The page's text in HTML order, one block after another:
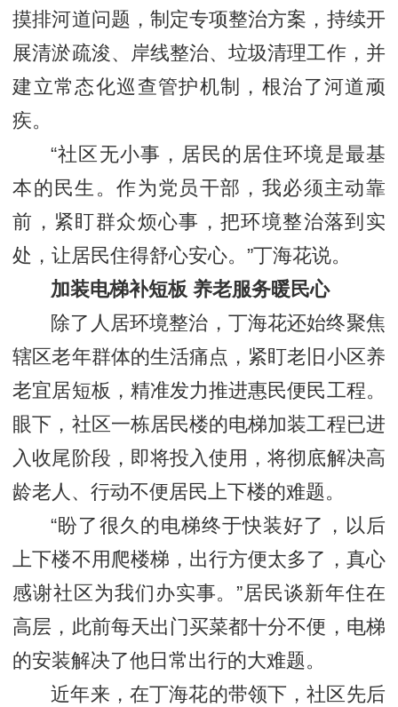
摸排河道问题，制定专项整治方案，持续开
展清淤疏浚、岸线整治、垃圾清理工作，并
建立常态化巡查管护机制，根治了河道顽
疾。
“社区无小事，居民的居住环境是最基
本的民生。作为党员干部，我必须主动靠
前，紧盯群众烦心事，把环境整治落到实
处，让居民住得舒心安心。”丁海花说。
加装电梯补短板 养老服务暖民心
除了人居环境整治，丁海花还始终聚焦
辖区老年群体的生活痛点，紧盯老旧小区养
老宜居短板，精准发力推进惠民便民工程。
眼下，社区一栋居民楼的电梯加装工程已进
入收尾阶段，即将投入使用，将彻底解决高
龄老人、行动不便居民上下楼的难题。
“盼了很久的电梯终于快装好了，以后
上下楼不用爬楼梯，出行方便太多了，真心
感谢社区为我们办实事。”居民谈新年住在
高层，此前每天出门买菜都十分不便，电梯
的安装解决了他日常出行的大难题。
近年来，在丁海花的带领下，社区先后